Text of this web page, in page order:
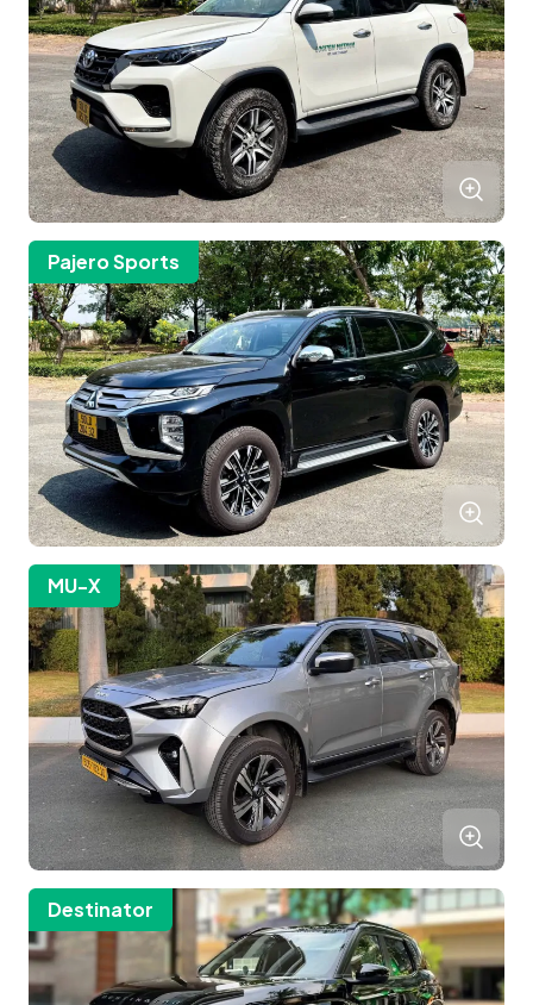
Pajero Sports
MU-X
Destinator